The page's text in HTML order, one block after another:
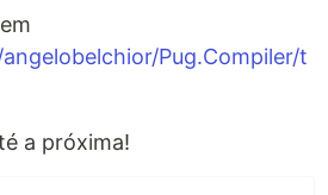
Pug.Compiler/t
a próxima!